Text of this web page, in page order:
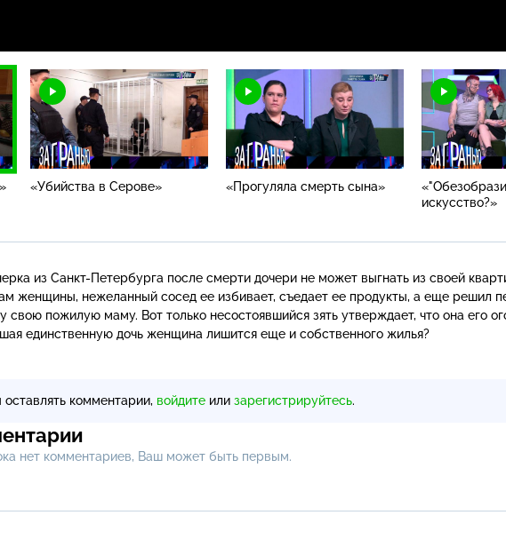
«Убийства в Серове» «Прогуляла смерть сына»
искусство?»
из Санкт-Петербурга после смерти дочери не может выгнать из своей
женщины, нежеланный сосед ее избивает, съедает ее продукты, а еще решил
свою пожилую маму. Вот только несостоявшийся зять утверждает, что она его
единственную дочь женщина лишится еще и собственного жилья?
комментарии, войдите или зарегистрируйтесь.
нет комментариев, Ваш может быть первым.